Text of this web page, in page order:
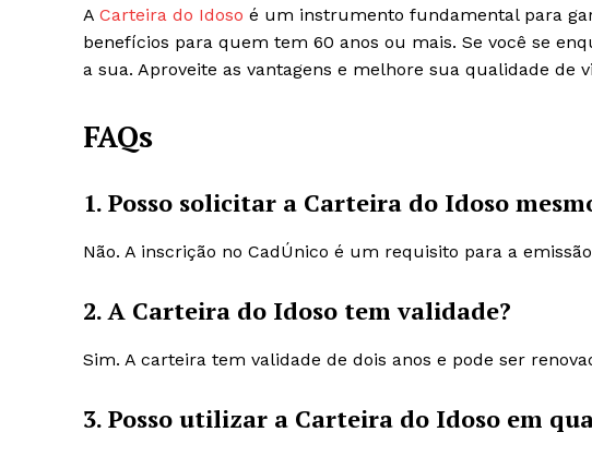
A Carteira do Idoso é um instrumento fundamental para
benefícios para quem tem 60 anos ou mais. Se você se
a sua. Aproveite as vantagens e melhore sua qualidade de
FAQs
1. Posso solicitar a Carteira do Idoso
Não. A inscrição no CadÚnico é um requisito para a
2. A Carteira do Idoso tem validade?
Sim. A carteira tem validade de dois anos e pode ser
3. Posso utilizar a Carteira do Idoso em